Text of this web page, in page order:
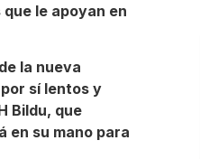
le apoyan en
la nueva
sí lentos y
Bildu, que
en su mano para